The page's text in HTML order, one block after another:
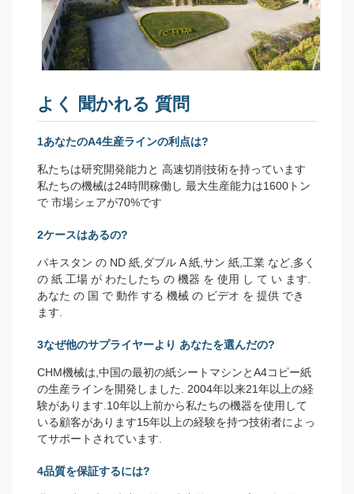
よく 聞かれる 質問
1あなたのA4生産ラインの利点は?
私たちは研究開発能力と 高速切削技術を持っています
私たちの機械は24時間稼働し 最大生産能力は1600トン
で 市場シェアが70%です
2ケースはあるの?
パキスタン の ND 紙,ダブル A 紙,サン 紙,工業 など,多く
の 紙 工場 が わたしたち の 機器 を 使用 し て い ます.
あなた の 国 で 動作 する 機械 の ビデオ を 提供 でき
ます.
3なぜ他のサプライヤーより あなたを選んだの?
CHM機械は,中国の最初の紙シートマシンとA4コピー紙
の生産ラインを開発しました. 2004年以来21年以上の経
験があります.10年以上前から私たちの機器を使用して
いる顧客があります15年以上の経験を持つ技術者によっ
てサポートされています.
4品質を保証するには?